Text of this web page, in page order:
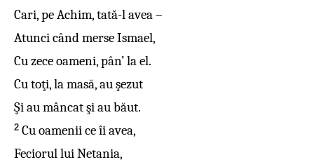
Cari, pe Achim, tată-l avea –
Atunci când merse Ismael,
Cu zece oameni, pân’ la el.
Cu toţi, la masă, au şezut
Şi au mâncat şi au băut.
2 Cu oamenii ce îi avea,
Feciorul lui Netania,